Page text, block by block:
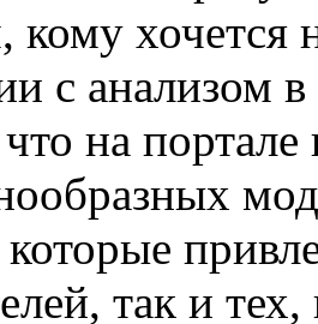
кому
с анализом в
на
которые
так и